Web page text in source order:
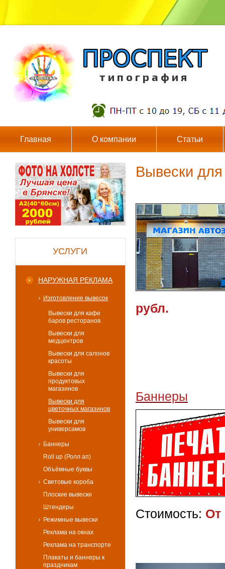
т и п о г р а ф и я
Главная О компании Статьи
УСЛУГИ
НАРУЖНАЯ РЕКЛАМА
Изготовление вывесок
Вывески для кафе
баров ресторанов
Вывески для
медцентров
Вывески для салонов
красоты
Вывески для
продуктовых
магазинов
Вывески для
цветочных магазинов
Вывески для
универсамов
Баннеры
Roll up (Ролл ап)
Объёмные буквы
Световые короба
Плоские вывески
Штендеры
Режимные вывески
Реклама на окнах
Реклама на транспорте
Плакаты и баннеры к
праздникам
Вывески для
рубл.
Баннеры
Стоимость: От